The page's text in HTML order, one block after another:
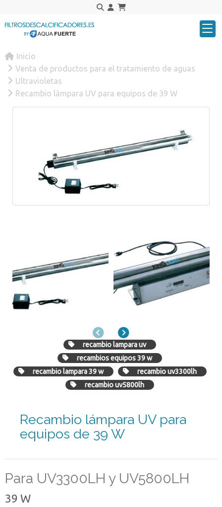
Inicio
Venta de productos para el tratamiento de aguas
Ultravioletas
Recambio lámpara UV para equipos de 39 W
AnteriorSiguiente
recambio lampara uv
recambios equipos 39 w
recambio lampara 39 w
recambio uv3300lh
recambio uv5800lh
Recambio lámpara UV para
equipos de 39 W
Para UV3300LH y UV5800LH
39 W